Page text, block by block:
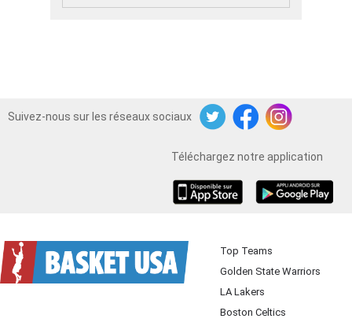
Suivez-nous sur les réseaux sociaux
TwitterFacebookInstagram
Téléchargez notre application
Top Teams
Golden State Warriors
LA Lakers
Boston Celtics